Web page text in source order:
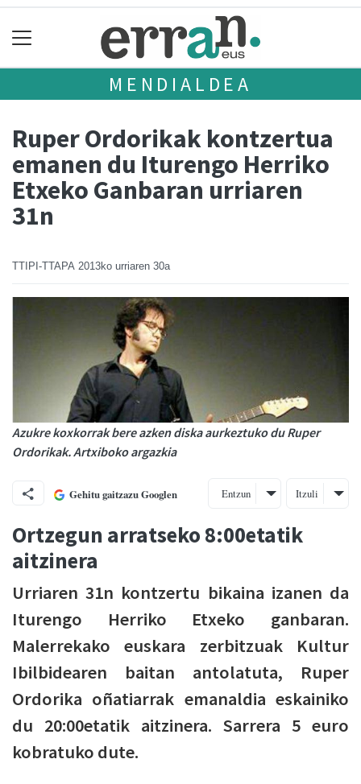
MENDIALDEA
Ruper Ordorikak kontzertua
emanen du Iturengo Herriko
Etxeko Ganbaran urriaren
31n
TTIPI-TTAPA 2013ko urriaren 30a
Azukre koxkorrak bere azken diska aurkeztuko du Ruper
Ordorikak. Artxiboko argazkia
Gehitu gaitzazu Googlen Entzun Itzuli
Ortzegun arratseko 8:00etatik
aitzinera
Urriaren 31n kontzertu bikaina izanen da
Iturengo Herriko Etxeko ganbaran.
Malerrekako euskara zerbitzuak Kultur
Ibilbidearen baitan antolatuta, Ruper
Ordorika oñatiarrak emanaldia eskainiko
du 20:00etatik aitzinera. Sarrera 5 euro
kobratuko dute.